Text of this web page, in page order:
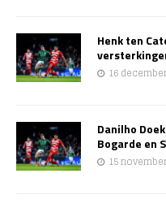
Henk ten
16
Danilho
Bogarde en
15